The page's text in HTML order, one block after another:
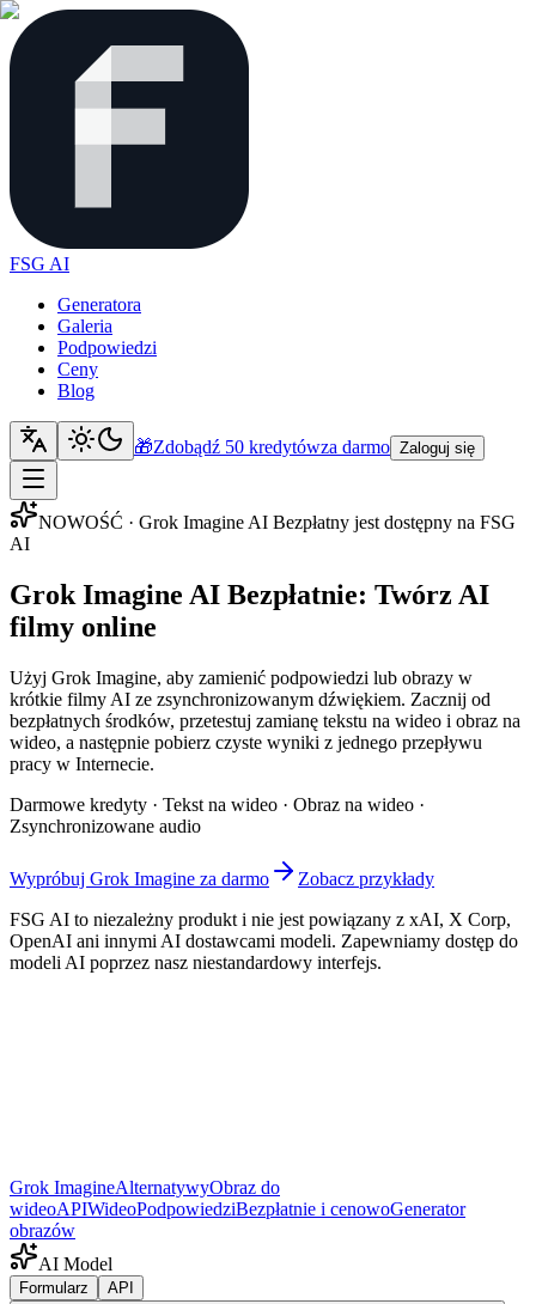
FSG AI
Generatora
Galeria
Podpowiedzi
Ceny
Blog
🎁Zdobądź 50 kredytówza darmo Zaloguj się
NOWOŚĆ · Grok Imagine AI Bezpłatny jest dostępny na FSG
AI
Grok Imagine AI Bezpłatnie: Twórz AI
filmy online
Użyj Grok Imagine, aby zamienić podpowiedzi lub obrazy w
krótkie filmy AI ze zsynchronizowanym dźwiękiem. Zacznij od
bezpłatnych środków, przetestuj zamianę tekstu na wideo i obraz na
wideo, a następnie pobierz czyste wyniki z jednego przepływu
pracy w Internecie.
Darmowe kredyty · Tekst na wideo · Obraz na wideo ·
Zsynchronizowane audio
Wypróbuj Grok Imagine za darmo
Zobacz przykłady
FSG AI to niezależny produkt i nie jest powiązany z xAI, X Corp,
OpenAI ani innymi AI dostawcami modeli. Zapewniamy dostęp do
modeli AI poprzez nasz niestandardowy interfejs.
Grok ImagineAlternatywyObraz do
wideoAPIWideoPodpowiedziBezpłatnie i cenowoGenerator
obrazów
AI Model
Formularz API